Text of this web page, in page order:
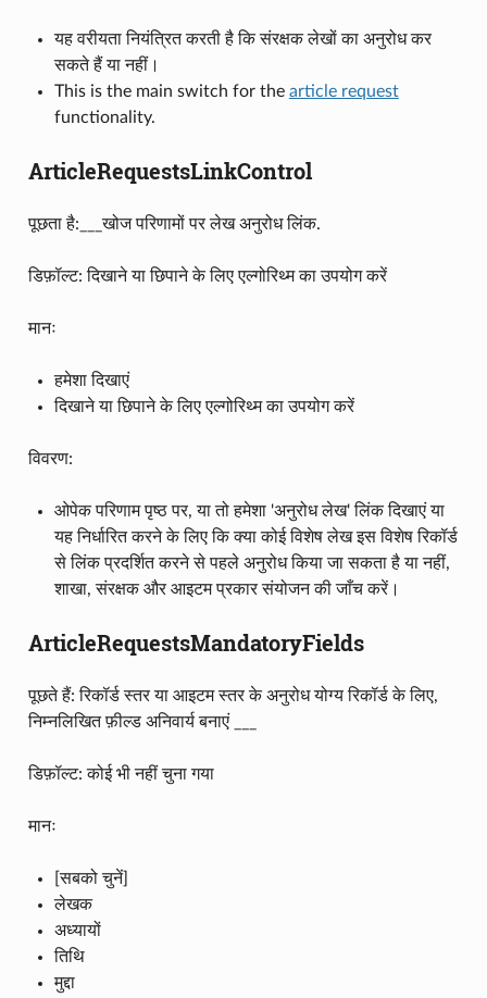
यह वरीयता नियंत्रित करती है कि संरक्षक लेखों का अनुरोध कर
सकते हैं या नहीं।
This is the main switch for the article request
functionality.
ArticleRequestsLinkControl
पूछता है:___खोज परिणामों पर लेख अनुरोध लिंक.
डिफ़ॉल्ट: दिखाने या छिपाने के लिए एल्गोरिथ्म का उपयोग करें
मानः
हमेशा दिखाएं
दिखाने या छिपाने के लिए एल्गोरिथ्म का उपयोग करें
विवरण:
ओपेक परिणाम पृष्ठ पर, या तो हमेशा 'अनुरोध लेख' लिंक दिखाएं या
यह निर्धारित करने के लिए कि क्या कोई विशेष लेख इस विशेष रिकॉर्ड
से लिंक प्रदर्शित करने से पहले अनुरोध किया जा सकता है या नहीं,
शाखा, संरक्षक और आइटम प्रकार संयोजन की जाँच करें।
ArticleRequestsMandatoryFields
पूछते हैं: रिकॉर्ड स्तर या आइटम स्तर के अनुरोध योग्य रिकॉर्ड के लिए,
निम्नलिखित फ़ील्ड अनिवार्य बनाएं ___
डिफ़ॉल्ट: कोई भी नहीं चुना गया
मानः
[सबको चुनें]
लेखक
अध्यायों
तिथि
मुद्दा